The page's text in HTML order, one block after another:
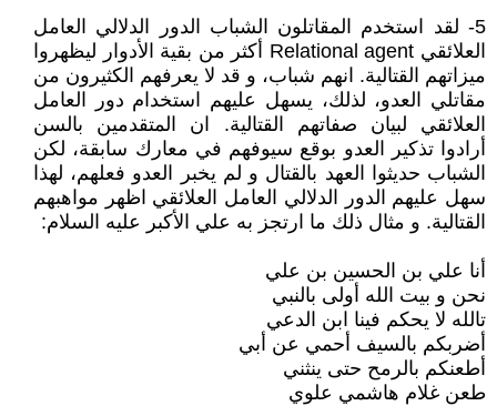
5- لقد استخدم المقاتلون الشباب الدور الدلالي العامل
العلائقي Relational agent أكثر من بقية الأدوار ليظهروا
ميزاتهم القتالية. انهم شباب، و قد لا يعرفهم الكثيرون من
مقاتلي العدو، لذلك، يسهل عليهم استخدام دور العامل
العلائقي لبيان صفاتهم القتالية. ان المتقدمين بالسن
أرادوا تذكير العدو بوقع سيوفهم في معارك سابقة، لكن
الشباب حديثوا العهد بالقتال و لم يخبر العدو فعلهم، لهذا
سهل عليهم الدور الدلالي العامل العلائقي اظهر مواهبهم
القتالية. و مثال ذلك ما ارتجز به علي الأكبر عليه السلام:
أنا علي بن الحسين بن علي
نحن و بيت الله أولى بالنبي
تالله لا يحكم فينا ابن الدعي
أضربكم بالسيف أحمي عن أبي
أطعنكم بالرمح حتى ينثني
طعن غلام هاشمي علوي